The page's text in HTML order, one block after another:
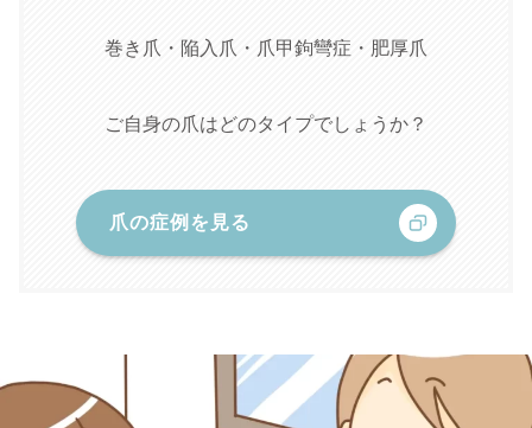
巻き爪・陥入爪・爪甲鉤彎症・肥厚爪
ご自身の爪はどのタイプでしょうか？
爪の症例を見る